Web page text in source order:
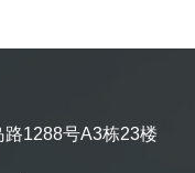
1288号A3栋23楼